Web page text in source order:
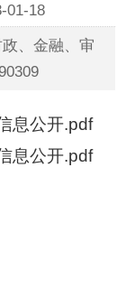
01-18
、金融、审
息公开.pdf
息公开.pdf